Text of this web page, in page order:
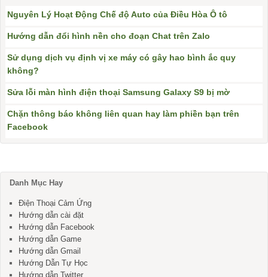
Nguyên Lý Hoạt Động Chế độ Auto của Điều Hòa Ô tô
Hướng dẫn đổi hình nền cho đoạn Chat trên Zalo
Sử dụng dịch vụ định vị xe máy có gây hao bình ắc quy
không?
Sửa lỗi màn hình điện thoại Samsung Galaxy S9 bị mờ
Chặn thông báo không liên quan hay làm phiền bạn trên
Facebook
Danh Mục Hay
Điện Thoại Cảm Ứng
Hướng dẫn cài đặt
Hướng dẫn Facebook
Hướng dẫn Game
Hướng dẫn Gmail
Hướng Dẫn Tự Học
Hướng dẫn Twitter